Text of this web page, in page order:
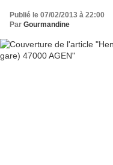
Publié le 07/02/2013 à 22:00
Par Gourmandine